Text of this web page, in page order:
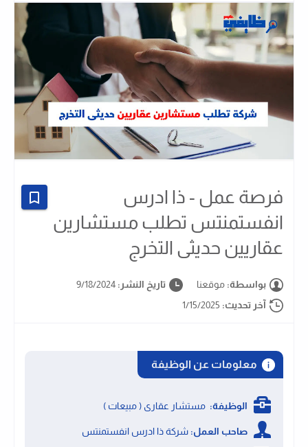
فرصة عمل - ذا ادرس
انفستمنتس تطلب مستشارين
عقاريين حديثى التخرج
بواسطة: موقعنا تاريخ النشر: 9/18/2024
آخر تحديث: 1/15/2025
معلومات عن الوظيفة
الوظيفة: مستشار عقارى ( مبيعات )
صاحب العمل: شركة ذا ادرس انفستمنتس